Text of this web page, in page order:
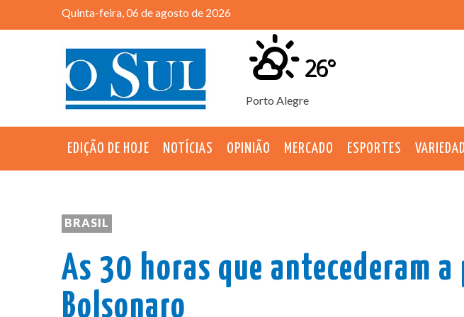
Quinta-feira, 06 de agosto de 2026
Porto Alegre
26°
EDIÇÃO DE HOJE NOTÍCIAS OPINIÃO MERCADO ESPORTES
BRASIL
As 30 horas que antecederam a
Bolsonaro